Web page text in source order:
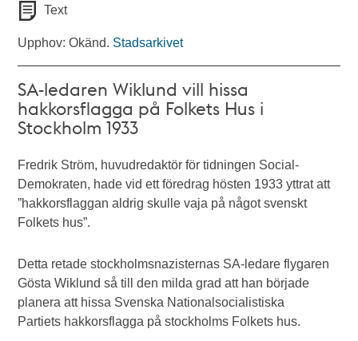
Text
Upphov: Okänd. Stadsarkivet
SA-ledaren Wiklund vill hissa
hakkorsflagga på Folkets Hus i
Stockholm 1933
Fredrik Ström, huvudredaktör för tidningen Social-
Demokraten, hade vid ett föredrag hösten 1933 yttrat att
”hakkorsflaggan aldrig skulle vaja på något svenskt
Folkets hus”.
Detta retade stockholmsnazisternas SA-ledare flygaren
Gösta Wiklund så till den milda grad att han började
planera att hissa Svenska Nationalsocialistiska
Partiets hakkorsflagga på stockholms Folkets hus.